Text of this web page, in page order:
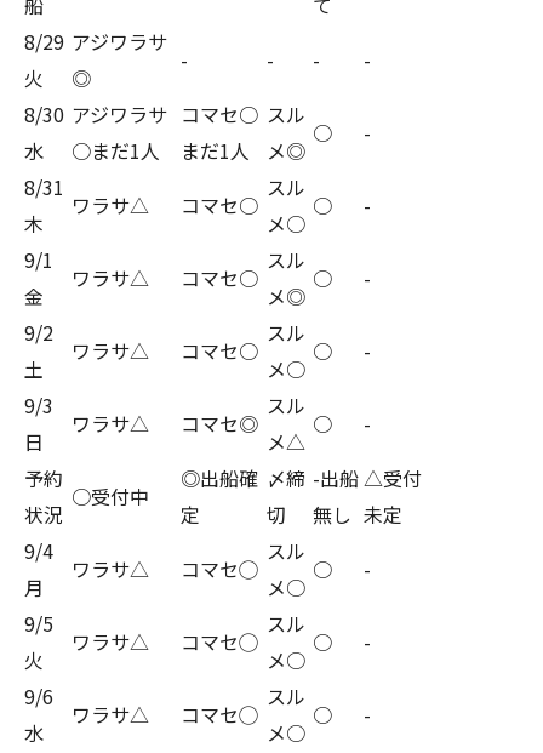
8/29
火
アジワラサ
◎
- - -
-
8/30
水
アジワラサ
○まだ1人
コマセ○
まだ1人
スル
メ◎
○
-
8/31
木
ワラサ△ コマセ○
スル
メ○
○
-
9/1
金
ワラサ△ コマセ○
スル
メ◎
○
-
9/2
土
ワラサ△ コマセ○
スル
メ○
○
-
9/3
日
ワラサ△ コマセ◎
スル
メ△
○
-
予約
状況
○受付中
◎出船確
定
〆締
切
-出船
無し
△受付
未定
9/4
月
ワラサ△ コマセ◯
スル
メ○
○
-
9/5
火
ワラサ△ コマセ◯
スル
メ○
○
-
9/6
水
ワラサ△ コマセ◯
スル
メ○
○
-